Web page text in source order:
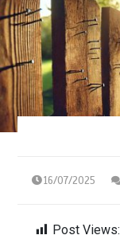
16/07/2025
Post Views: